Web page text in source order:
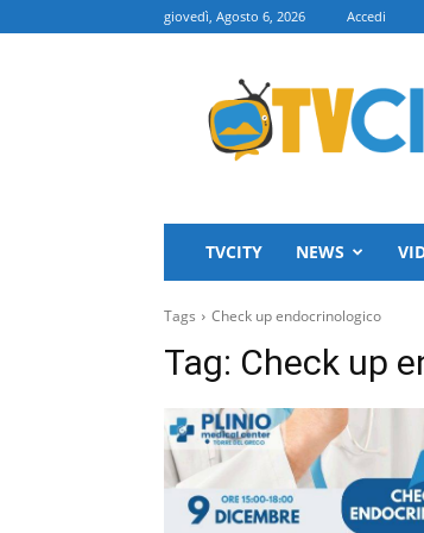
giovedì, Agosto 6, 2026 Accedi
TVCITY
TVCITY NEWS
Tags Check up endocrinologico
Tag: Check up